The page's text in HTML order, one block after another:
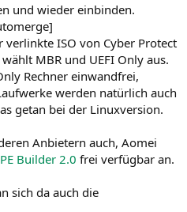
und wieder einbinden.
ISO von Cyber Protect
MBR und UEFI Only aus.
Rechner einwandfrei,
werden natürlich auch
getan bei der Linuxversion.
Anbietern auch, Aomei
Builder 2.0 frei verfügbar an.
sich da auch die